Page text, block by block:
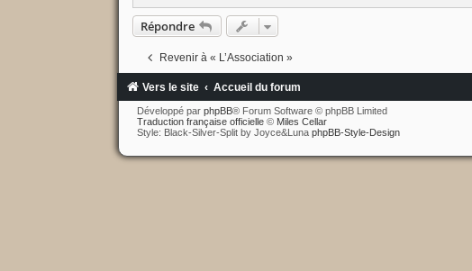
Répondre
Revenir à « L’Association »
Vers le site Accueil du forum
Développé par phpBB® Forum Software © phpBB Limited
Traduction française officielle© Miles Cellar
Style: Black-Silver-Split by Joyce&Luna phpBB-Style-Design